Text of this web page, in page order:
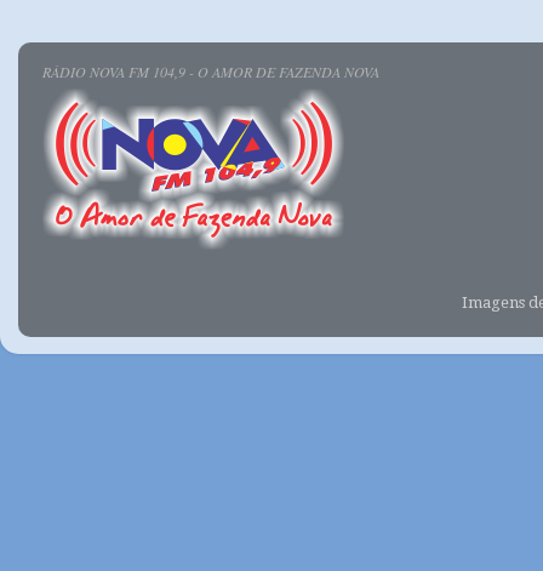
RÁDIO NOVA FM 104,9 - O AMOR DE FAZENDA NOVA
Imagens